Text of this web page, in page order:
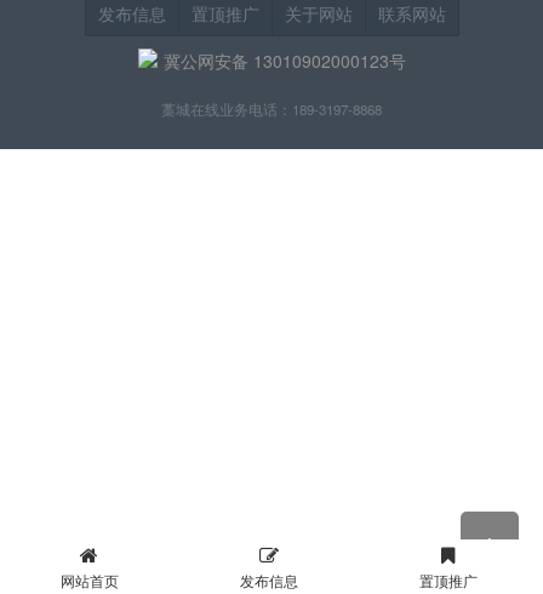
发布信息 置顶推广 关于网站
联系网站
冀公网安备 13010902000123号
藁城在线业务电话：189-3197-8868
网站首页 发布信息 置顶推广